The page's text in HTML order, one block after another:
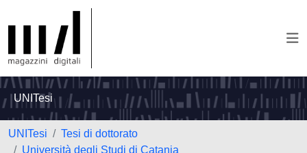
UNITesi
UNITesi
Tesi di dottorato
Università degli Studi di Catania